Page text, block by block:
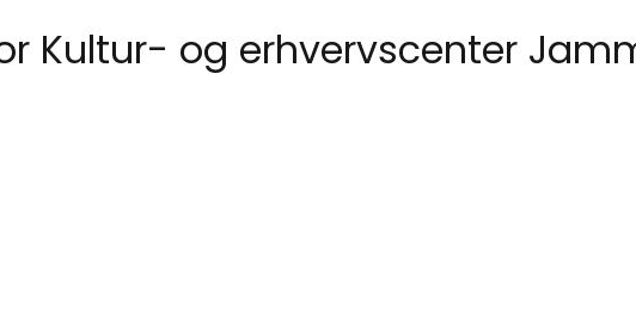
Kultur- og erhvervscenter